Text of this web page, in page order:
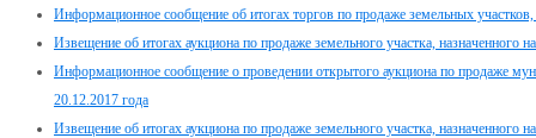
Информационное сообщение об итогах торгов по продаже земельных участков,
Извещение об итогах аукциона по продаже земельного участка, назначенного
Информационное сообщение о проведении открытого аукциона по продаже
20.12.2017 года
Извещение об итогах аукциона по продаже земельного участка, назначенного